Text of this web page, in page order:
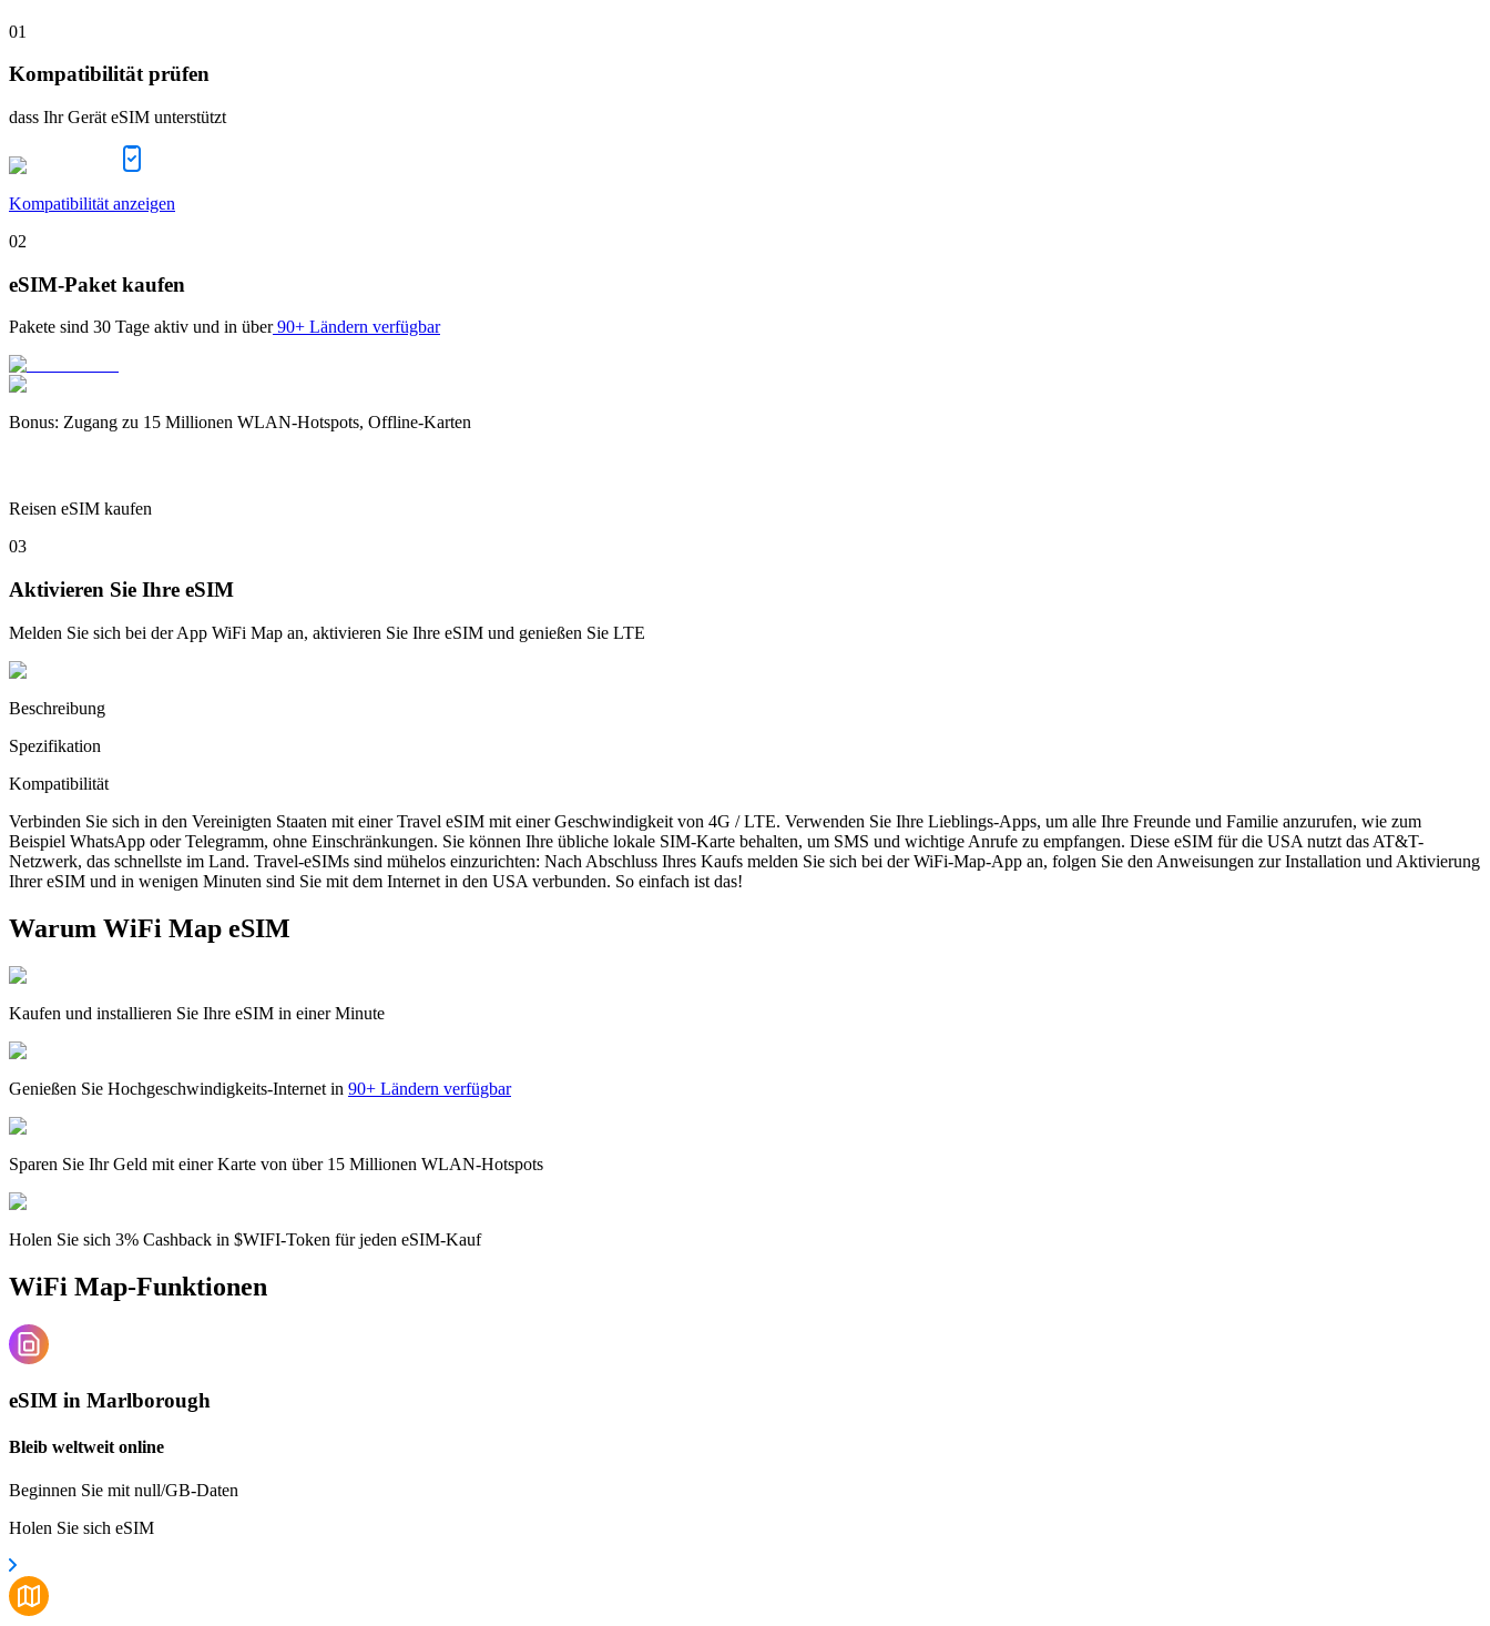
01
Kompatibilität prüfen
dass Ihr Gerät eSIM unterstützt
Kompatibilität anzeigen
02
eSIM-Paket kaufen
Pakete sind 30 Tage aktiv und in über 90+ Ländern verfügbar
Bonus: Zugang zu 15 Millionen WLAN-Hotspots, Offline-Karten
Reisen eSIM kaufen
03
Aktivieren Sie Ihre eSIM
Melden Sie sich bei der App WiFi Map an, aktivieren Sie Ihre eSIM und genießen Sie LTE
Beschreibung
Spezifikation
Kompatibilität
Verbinden Sie sich in den Vereinigten Staaten mit einer Travel eSIM mit einer Geschwindigkeit von 4G / LTE. Verwenden Sie Ihre Lieblings-Apps, um alle Ihre Freunde und Familie anzurufen, wie zum
Beispiel WhatsApp oder Telegramm, ohne Einschränkungen. Sie können Ihre übliche lokale SIM-Karte behalten, um SMS und wichtige Anrufe zu empfangen. Diese eSIM für die USA nutzt das AT&T-
Netzwerk, das schnellste im Land. Travel-eSIMs sind mühelos einzurichten: Nach Abschluss Ihres Kaufs melden Sie sich bei der WiFi-Map-App an, folgen Sie den Anweisungen zur Installation und Aktivierung
Ihrer eSIM und in wenigen Minuten sind Sie mit dem Internet in den USA verbunden. So einfach ist das!
Warum WiFi Map eSIM
Kaufen und installieren Sie Ihre eSIM in einer Minute
Genießen Sie Hochgeschwindigkeits-Internet in 90+ Ländern verfügbar
Sparen Sie Ihr Geld mit einer Karte von über 15 Millionen WLAN-Hotspots
Holen Sie sich 3% Cashback in $WIFI-Token für jeden eSIM-Kauf
WiFi Map-Funktionen
eSIM in Marlborough
Bleib weltweit online
Beginnen Sie mit null/GB-Daten
Holen Sie sich eSIM